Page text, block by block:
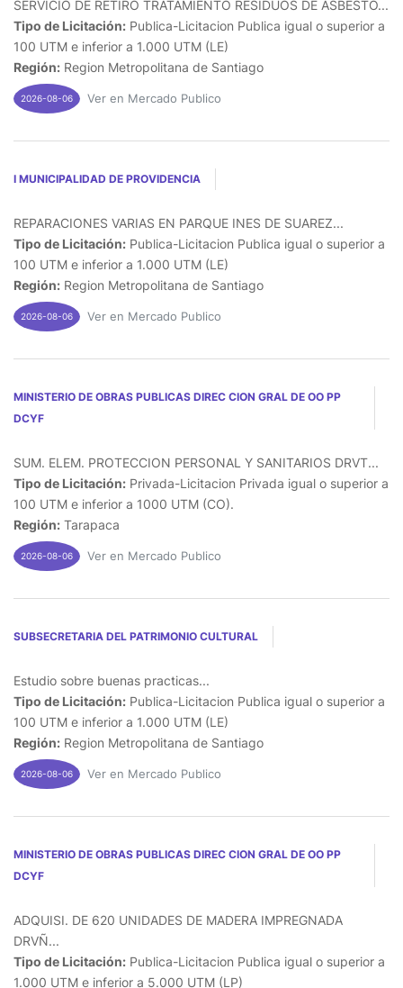
SERVICIO DE RETIRO TRATAMIENTO RESIDUOS DE ASBESTO...
Tipo de Licitación: Publica-Licitacion Publica igual o superior a
100 UTM e inferior a 1.000 UTM (LE)
Región: Region Metropolitana de Santiago
2026-08-06 Ver en Mercado Publico
I MUNICIPALIDAD DE PROVIDENCIA
REPARACIONES VARIAS EN PARQUE INES DE SUAREZ...
Tipo de Licitación: Publica-Licitacion Publica igual o superior a
100 UTM e inferior a 1.000 UTM (LE)
Región: Region Metropolitana de Santiago
2026-08-06 Ver en Mercado Publico
MINISTERIO DE OBRAS PUBLICAS DIREC CION GRAL DE OO PP
DCYF
SUM. ELEM. PROTECCION PERSONAL Y SANITARIOS DRVT...
Tipo de Licitación: Privada-Licitacion Privada igual o superior a
100 UTM e inferior a 1000 UTM (CO).
Región: Tarapaca
2026-08-06 Ver en Mercado Publico
SUBSECRETARIA DEL PATRIMONIO CULTURAL
Estudio sobre buenas practicas...
Tipo de Licitación: Publica-Licitacion Publica igual o superior a
100 UTM e inferior a 1.000 UTM (LE)
Región: Region Metropolitana de Santiago
2026-08-06 Ver en Mercado Publico
MINISTERIO DE OBRAS PUBLICAS DIREC CION GRAL DE OO PP
DCYF
ADQUISI. DE 620 UNIDADES DE MADERA IMPREGNADA
DRVÑ...
Tipo de Licitación: Publica-Licitacion Publica igual o superior a
1.000 UTM e inferior a 5.000 UTM (LP)